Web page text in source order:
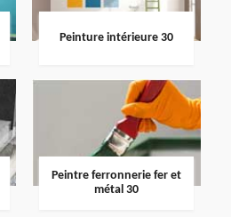
Peinture intérieure 30
Peintre ferronnerie fer et
métal 30